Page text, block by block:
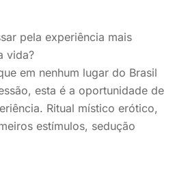
pela experiência mais
vida?
em nenhum lugar do Brasil
esta é a oportunidade de
Ritual místico erótico,
estímulos, sedução